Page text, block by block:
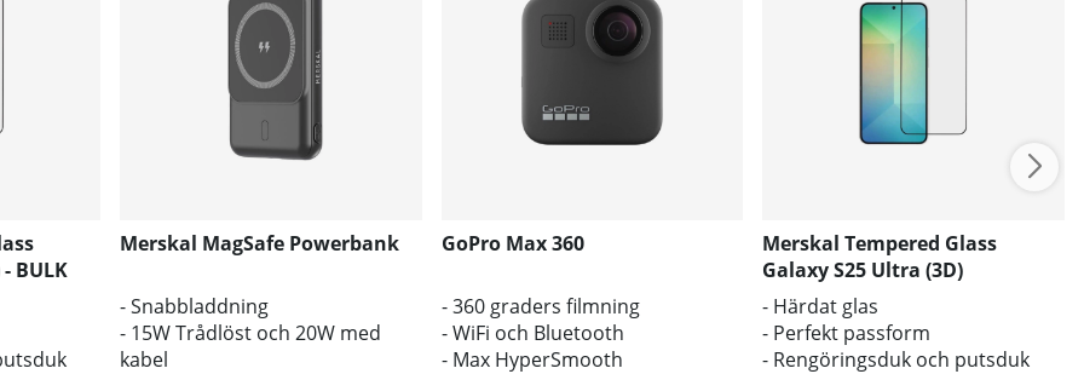
BULK
Merskal MagSafe Powerbank
- Snabbladdning
- 15W Trådlöst och 20W med
kabel
GoPro Max 360
- 360 graders filmning
- WiFi och Bluetooth
- Max HyperSmooth
Merskal Tempered Glass
Galaxy S25 Ultra (3D)
- Härdat glas
- Perfekt passform
- Rengöringsduk och putsduk